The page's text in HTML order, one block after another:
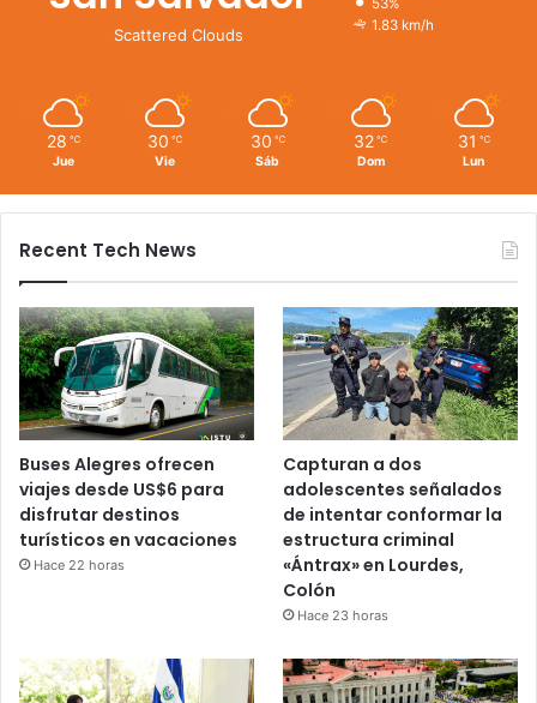
Scattered Clouds
53%
1.83 km/h
28 ℃
Jue
30 ℃
Vie
30 ℃
Sáb
32 ℃
Dom
31 ℃
Lun
Recent Tech News
Buses Alegres ofrecen
viajes desde US$6 para
disfrutar destinos
turísticos en vacaciones
Hace 22 horas
Capturan a dos
adolescentes señalados
de intentar conformar la
estructura criminal
«Ántrax» en Lourdes,
Colón
Hace 23 horas